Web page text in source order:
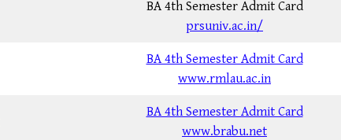
BA 4th Semester Admit Card
prsuniv.ac.in/
BA 4th Semester Admit Card
www.rmlau.ac.in
BA 4th Semester Admit Card
www.brabu.net